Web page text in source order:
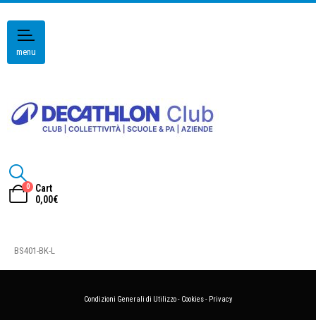
menu
0
Cart
0,00€
BS401-BK-L
Condizioni Generali di Utilizzo- Cookies- Privacy